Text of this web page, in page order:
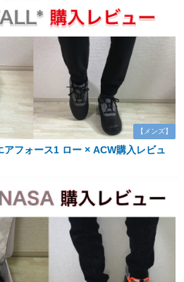
【メンズ】
アフォース1 ロー × ACW購入レビュ